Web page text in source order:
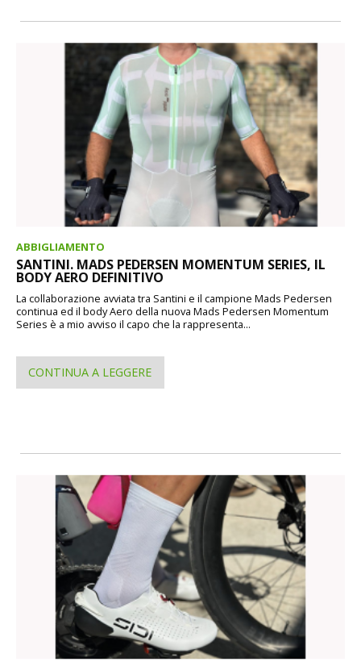
ABBIGLIAMENTO
SANTINI. MADS PEDERSEN MOMENTUM SERIES, IL
BODY AERO DEFINITIVO
La collaborazione avviata tra Santini e il campione Mads Pedersen
continua ed il body Aero della nuova Mads Pedersen Momentum
Series è a mio avviso il capo che la rappresenta...
CONTINUA A LEGGERE